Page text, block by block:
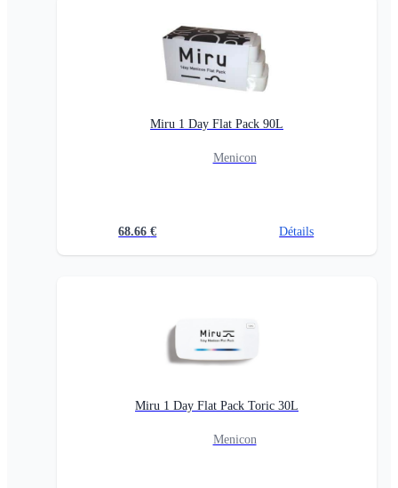
Miru 1 Day Flat Pack 90L
Menicon
68.66 € Détails
Miru 1 Day Flat Pack Toric 30L
Menicon